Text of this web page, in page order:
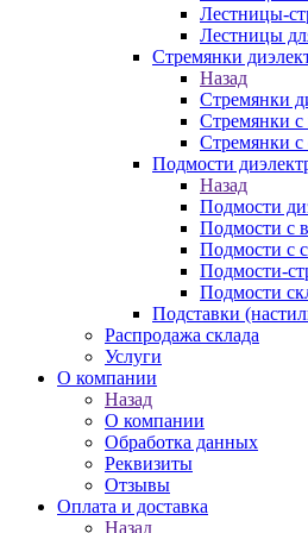
Лестницы-
Лестницы
Стремянки
Назад
Стремянки
Стремянки с
Стремянки
Подмости
Назад
Подмости
Подмости с
Подмости с
Подмости-
Подмости
Подставки
Распродажа склада
Услуги
О компании
Назад
О компании
Обработка данных
Реквизиты
Отзывы
Оплата и доставка
Назад